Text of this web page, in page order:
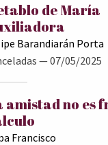
de María
Barandiarán Porta
— 07/05/2025
amistad no es
Francisco